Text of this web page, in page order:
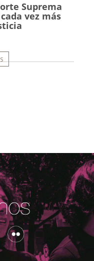
Suprema
vez más